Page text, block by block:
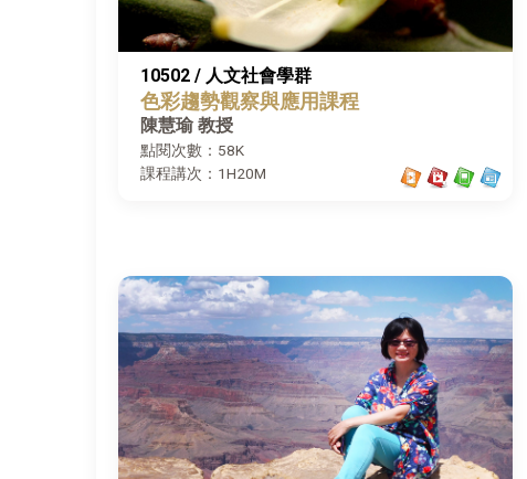
10502 / 人文社會學群
色彩趨勢觀察與應用課程
陳慧瑜 教授
點閱次數：58K
課程講次：1H20M